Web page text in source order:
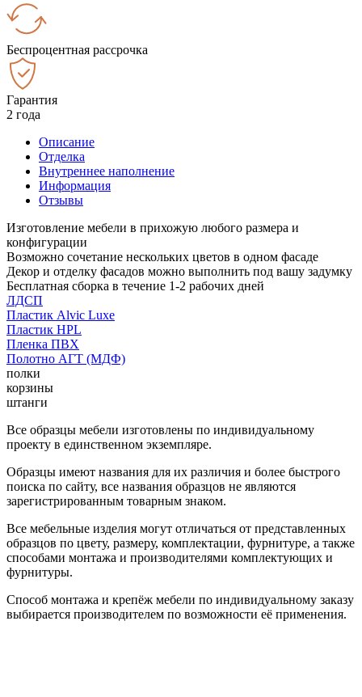
Беспроцентная рассрочка
Гарантия
2 года
Описание
Отделка
Внутреннее наполнение
Информация
Отзывы
Изготовление мебели в прихожую любого размера и
конфигурации
Возможно сочетание нескольких цветов в одном фасаде
Декор и отделку фасадов можно выполнить под вашу задумку
Бесплатная сборка в течение 1-2 рабочих дней
ЛДСП
Пластик Alvic Luxe
Пластик HPL
Пленка ПВХ
Полотно АГТ (МДФ)
полки
корзины
штанги
Все образцы мебели изготовлены по индивидуальному
проекту в единственном экземпляре.
Образцы имеют названия для их различия и более быстрого
поиска по сайту, все названия образцов не являются
зарегистрированным товарным знаком.
Все мебельные изделия могут отличаться от представленных
образцов по цвету, размеру, комплектации, фурнитуре, а также
способами монтажа и производителями комплектующих и
фурнитуры.
Способ монтажа и крепёж мебели по индивидуальному заказу
выбирается производителем по возможности её применения.